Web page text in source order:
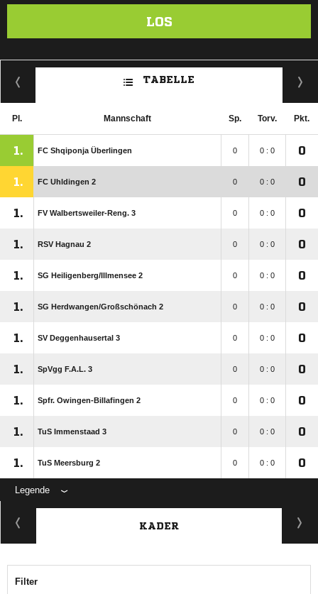
LOS
TABELLE
Pl. Mannschaft Sp. Torv. Pkt.
1. FC Shqiponja Überlingen 0 0 : 0 0
1. FC Uhldingen 2 0 0 : 0 0
1. FV Walbertsweiler-Reng. 3 0 0 : 0 0
1. RSV Hagnau 2 0 0 : 0 0
1. SG Heiligenberg/​Illmensee 2 0 0 : 0 0
1. SG Herdwangen/​Großschönach 2 0 0 : 0 0
1. SV Deggenhausertal 3 0 0 : 0 0
1. SpVgg F.A.L. 3 0 0 : 0 0
1. Spfr. Owingen-Billafingen 2 0 0 : 0 0
1. TuS Immenstaad 3 0 0 : 0 0
1. TuS Meersburg 2 0 0 : 0 0
Legende
KADER
Filter